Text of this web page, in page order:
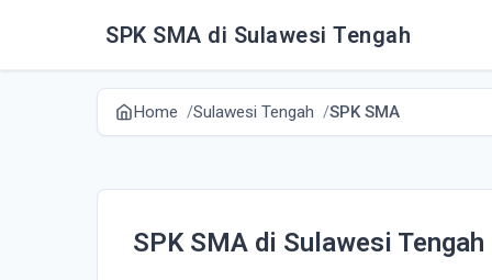
SPK SMA di Sulawesi Tengah
Home Sulawesi Tengah SPK SMA
SPK SMA di Sulawesi Tengah